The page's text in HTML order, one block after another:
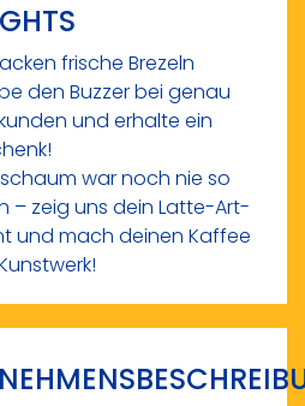
frische Brezeln
den Buzzer bei genau
und erhalte ein
war noch nie so
– zeig uns dein Latte-Art-
und mach deinen Kaffee